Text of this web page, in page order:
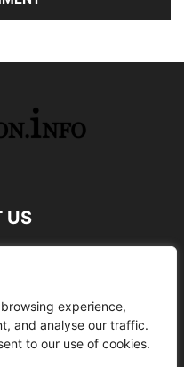
experience,
and analyse our traffic.
to our use of cookies.
US
US